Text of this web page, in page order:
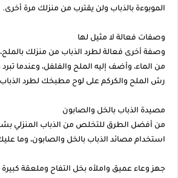
الموبوءة بالذباب ولن يقترب من منزلك مرة أخرى.
وصفات فعالة لا مثيل لها
وصفة أخرى فعالة لطرد الذباب من منزلك
من الماء، وأضف إليه الملح والفلفل، وعندما
رش الملح والكركم على لوح مطبخك لطرد
مصيدة الذباب بالخل والصابون
من أفضل الطرق للتخلص من الذباب المنزلي
استخدام مصائد الذباب بالخل والصابون، وما
جهز وعاء عميق واملأه بخل التفاح وملعقة